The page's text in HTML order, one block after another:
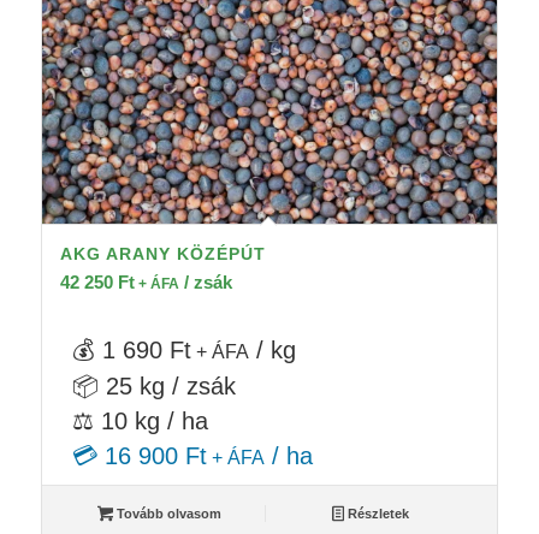
AKG ARANY KÖZÉPÚT
42 250 Ft+ ÁFA / zsák
💰 1 690 Ft+ ÁFA / kg
📦 25 kg / zsák
⚖️ 10 kg / ha
💳 16 900 Ft+ ÁFA/ ha
Tovább olvasom Részletek